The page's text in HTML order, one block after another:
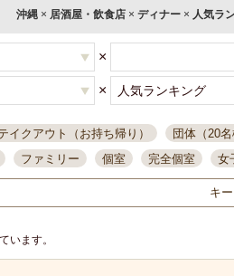
沖縄 × 居酒屋・飲食店 × ディナー × 人気ラ
×
×
イクアウト（お持ち帰り） 団体（20名
ファミリー 個室 完全個室 女
一人飲
ちょい飲み コスパ最高 肉料理
朝まで営業
店可
県産魚 焼鳥 忘年会コース
キ
います。